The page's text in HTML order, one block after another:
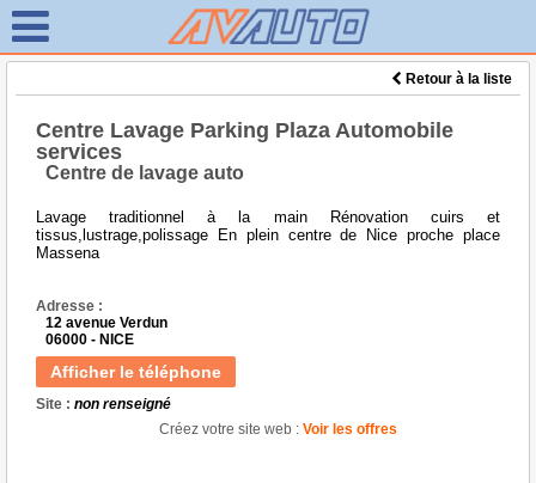
Retour à la liste
Centre Lavage Parking Plaza Automobile
services
Centre de lavage auto
Lavage traditionnel à la main Rénovation cuirs et
tissus,lustrage,polissage En plein centre de Nice proche place
Massena
Adresse :
12 avenue Verdun
06000 - NICE
Afficher le téléphone
Site : non renseigné
Créez votre site web : Voir les offres